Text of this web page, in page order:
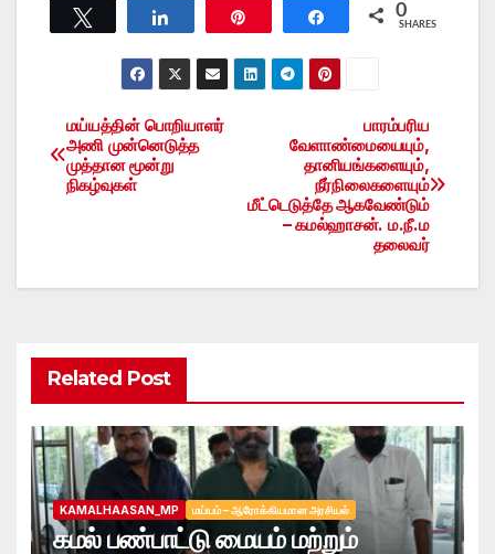
Share 0
SHARES
Post
navigation
பாரம்பரிய
வேளாண்மையையும்,
தானியங்களையும்,
நீர்நிலைகளையும்
மீட்டெடுத்தே ஆகவேண்டும்
– கமல்ஹாசன். ம.நீ.ம
தலைவர்
மய்யத்தின் பொறியாளர்
அணி முன்னெடுத்த
முத்தான மூன்று
நிகழ்வுகள்
Related Post
KAMALHAASAN_MP மய்யம் – ஆரோக்கியமான அரசியல்
கமல் பண்பாட்டு மையம் மற்றும்